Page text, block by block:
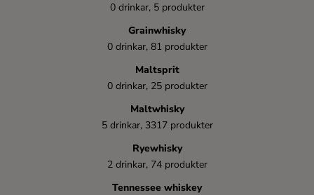
0 drinkar, 5 produkter
Grainwhisky
0 drinkar, 81 produkter
Maltsprit
0 drinkar, 25 produkter
Maltwhisky
5 drinkar, 3317 produkter
Ryewhisky
2 drinkar, 74 produkter
Tennessee whiskey